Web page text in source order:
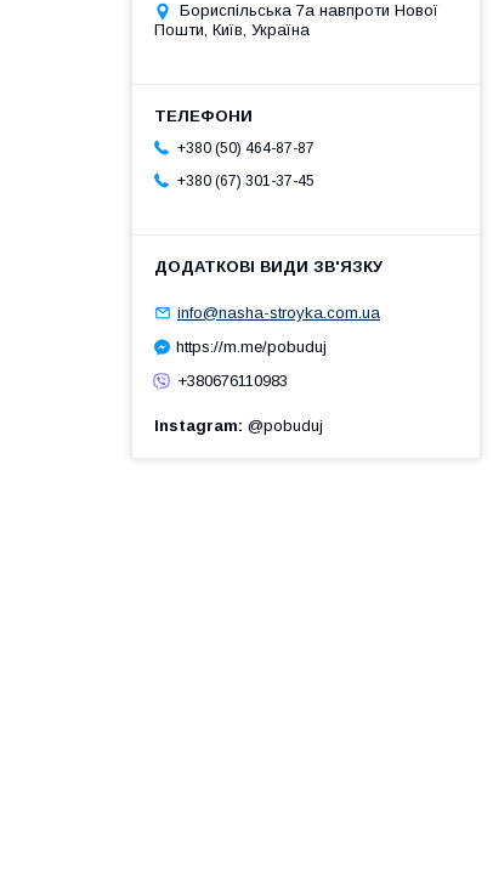
Бориспільська 7а навпроти Нової
Пошти, Київ, Україна
+380 (50) 464-87-87
+380 (67) 301-37-45
info@nasha-stroyka.com.ua
https://m.me/pobuduj
+380676110983
Instagram @pobuduj